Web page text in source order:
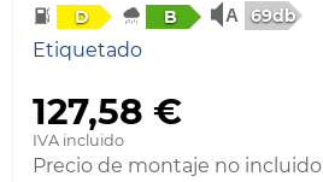
D B 69db
Etiquetado
127,58 €
IVA incluido
Precio de montaje no incluido